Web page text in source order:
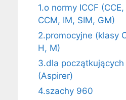
1.o normy ICCF (CCE,
CCM, IM, SIM, GM)
2.promocyjne (klasy
H, M)
3.dla początkujących
(Aspirer)
4.szachy 960